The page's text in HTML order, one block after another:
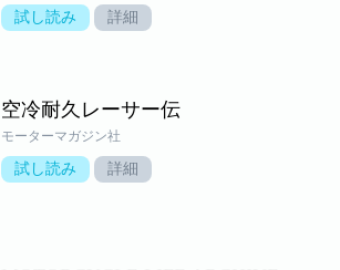
試し読み 詳細
空冷耐久レーサー伝
モーターマガジン社
試し読み 詳細